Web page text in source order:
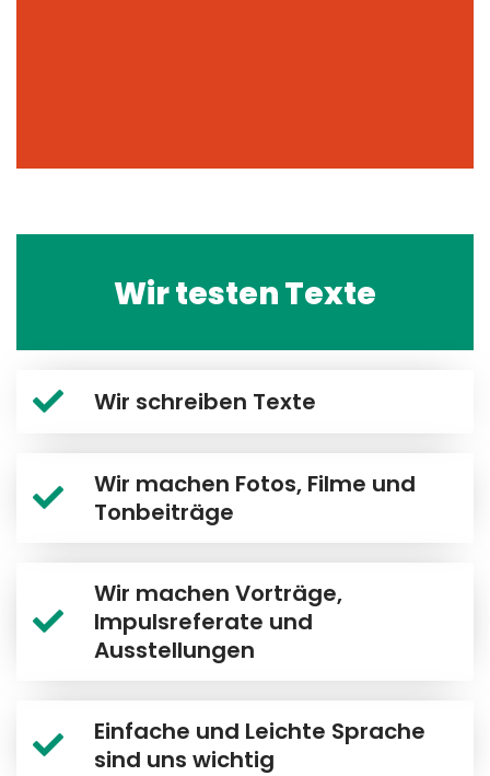
Wir testen Texte
Wir schreiben Texte
Wir machen Fotos, Filme und
Tonbeiträge
Wir machen Vorträge,
Impulsreferate und
Ausstellungen
Einfache und Leichte Sprache
sind uns wichtig